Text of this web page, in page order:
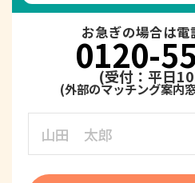
お急ぎの場合は
0120-
(受付：平日